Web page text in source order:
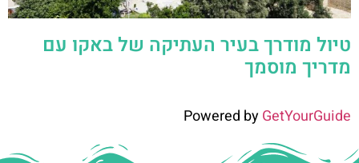
טיול מודרך בעיר העתיקה של באקו עם
מדריך מוסמך
Powered byGetYourGuide